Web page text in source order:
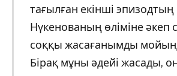
тағылған екінші эпизодтың
Нүкенованың өліміне әкеп
соққы жасағанымды
Бірақ мұны әдейі жасады,